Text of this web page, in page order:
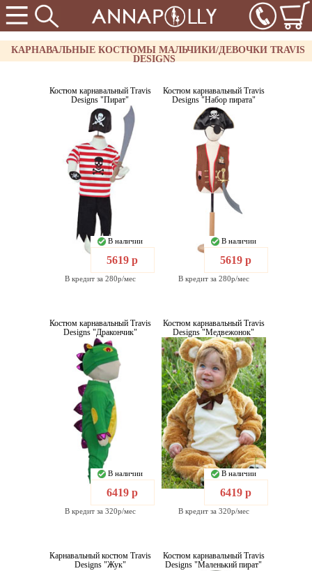
КАРНАВАЛЬНЫЕ КОСТЮМЫ МАЛЬЧИКИ/ДЕВОЧКИ TRAVIS
DESIGNS
Костюм карнавальный Travis
Designs "Пират"
В наличии
5619 р
В кредит за 280р/мес
Костюм карнавальный Travis
Designs "Набор пирата"
В наличии
5619 р
В кредит за 280р/мес
Костюм карнавальный Travis
Designs "Дракончик"
В наличии
6419 р
В кредит за 320р/мес
Костюм карнавальный Travis
Designs "Медвежонок"
В наличии
6419 р
В кредит за 320р/мес
Карнавальный костюм Travis
Designs "Жук"
Костюм карнавальный Travis
Designs "Маленький пират"